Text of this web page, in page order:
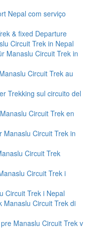
Nepal com serviço
& fixed Departure
Circuit Trek in Nepal
Manaslu Circuit Trek in
Circuit Trek au
Trekking sul circuito del
Circuit Trek en
Manaslu Circuit Trek in
Circuit Trek
Circuit Trek i
Circuit Trek i Nepal
Manaslu Circuit Trek di
Manaslu Circuit Trek v